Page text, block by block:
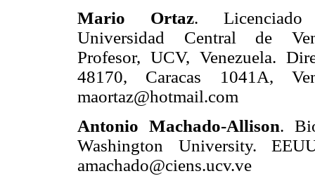
Mario Ortaz.
Universidad Central de
Profesor, UCV, Venezuela.
48170, Caracas 1041A,
maortaz@hotmail.com
Antonio Machado-Allison.
Washington University.
amachado@ciens.ucv.ve